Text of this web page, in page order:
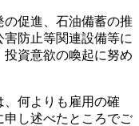
促進、石油備蓄の推
防止等関連設備等に
資意欲の喚起に努め
何よりも雇用の確
し述べたところでご